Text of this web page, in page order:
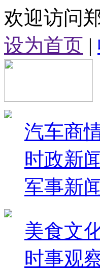
欢迎访问
设为首页 |
汽车商
时政新
军事新
美食文
时事观